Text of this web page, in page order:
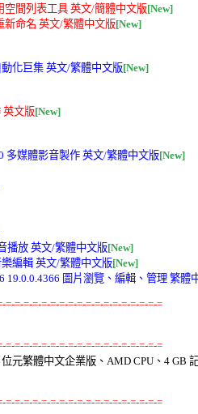
空間列表工具 英文/簡體中文版[New]
新命名 英文/繁體中文版[New]
動化巨集 英文/繁體中文版[New]
英文版[New]
多媒體影音製作 英文/繁體中文版[New]
播放 英文/繁體中文版[New]
樂編輯 英文/繁體中文版[New]
19.0.0.4366 圖片瀏覽、編輯、管理 繁體
=-=-=-=-=-=-=-=-=-=-=-=-=-=-=-=-=-=
=-=-=-=-=-=-=-=-=-=-=-=-=-=-=-=-=-=
元繁體中文企業版、AMD CPU、4 GB
=-=-=-=-=-=-=-=-=-=-=-=-=-=-=-=-=-=